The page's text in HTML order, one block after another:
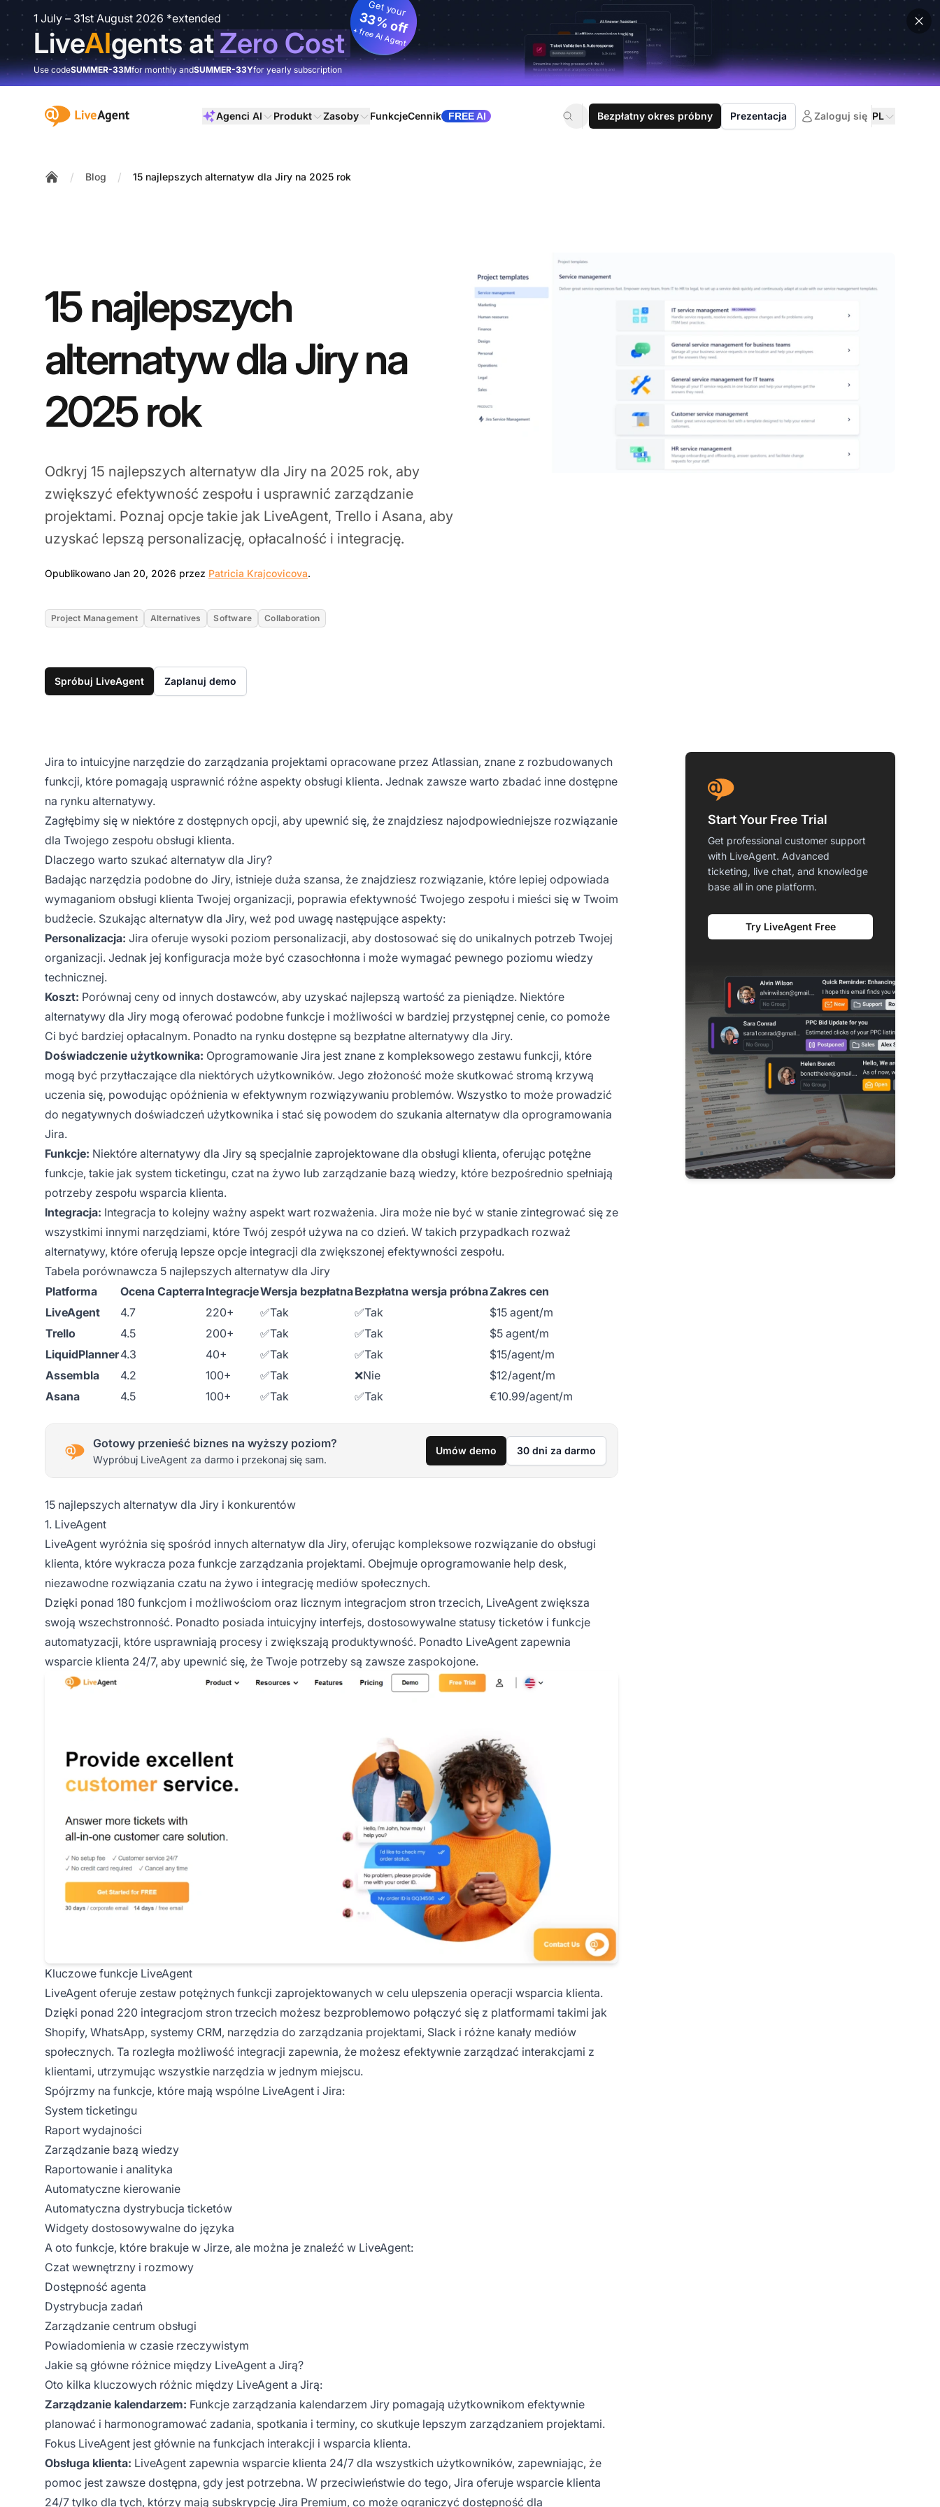
1 July – 31st August 2026 *extended
LiveAIgents atZero Cost
Get your
33% off
+ free AI Agent
Use codeSUMMER-33Mfor monthly andSUMMER-33Yfor yearly subscription
:site.title Agenci AI Produkt Zasoby FunkcjeCennik FREE AI Bezpłatny okres próbny Prezentacja Zaloguj się PL
/ Blog / 15 najlepszych alternatyw dla Jiry na 2025 rok
15 najlepszych
alternatyw dla Jiry na
2025 rok
Odkryj 15 najlepszych alternatyw dla Jiry na 2025 rok, aby
zwiększyć efektywność zespołu i usprawnić zarządzanie
projektami. Poznaj opcje takie jak LiveAgent, Trello i Asana, aby
uzyskać lepszą personalizację, opłacalność i integrację.
Opublikowano Jan 20, 2026 przez Patricia Krajcovicova.
Project Management Alternatives Software Collaboration
Spróbuj LiveAgent Zaplanuj demo
Jira to intuicyjne narzędzie do zarządzania projektami opracowane przez Atlassian, znane z rozbudowanych
funkcji, które pomagają usprawnić różne aspekty obsługi klienta. Jednak zawsze warto zbadać inne dostępne
na rynku alternatywy.
Zagłębimy się w niektóre z dostępnych opcji, aby upewnić się, że znajdziesz najodpowiedniejsze rozwiązanie
dla Twojego zespołu obsługi klienta.
Dlaczego warto szukać alternatyw dla Jiry?
Badając narzędzia podobne do Jiry, istnieje duża szansa, że znajdziesz rozwiązanie, które lepiej odpowiada
wymaganiom obsługi klienta Twojej organizacji, poprawia efektywność Twojego zespołu i mieści się w Twoim
budżecie. Szukając alternatyw dla Jiry, weź pod uwagę następujące aspekty:
Personalizacja: Jira oferuje wysoki poziom personalizacji, aby dostosować się do unikalnych potrzeb Twojej
organizacji. Jednak jej konfiguracja może być czasochłonna i może wymagać pewnego poziomu wiedzy
technicznej.
Koszt: Porównaj ceny od innych dostawców, aby uzyskać najlepszą wartość za pieniądze. Niektóre
alternatywy dla Jiry mogą oferować podobne funkcje i możliwości w bardziej przystępnej cenie, co pomoże
Ci być bardziej opłacalnym. Ponadto na rynku dostępne są bezpłatne alternatywy dla Jiry.
Doświadczenie użytkownika: Oprogramowanie Jira jest znane z kompleksowego zestawu funkcji, które
mogą być przytłaczające dla niektórych użytkowników. Jego złożoność może skutkować stromą krzywą
uczenia się, powodując opóźnienia w efektywnym rozwiązywaniu problemów. Wszystko to może prowadzić
do negatywnych doświadczeń użytkownika i stać się powodem do szukania alternatyw dla oprogramowania
Jira.
Funkcje: Niektóre alternatywy dla Jiry są specjalnie zaprojektowane dla obsługi klienta, oferując potężne
funkcje, takie jak system ticketingu, czat na żywo lub zarządzanie bazą wiedzy, które bezpośrednio spełniają
potrzeby zespołu wsparcia klienta.
Integracja: Integracja to kolejny ważny aspekt wart rozważenia. Jira może nie być w stanie zintegrować się ze
wszystkimi innymi narzędziami, które Twój zespół używa na co dzień. W takich przypadkach rozważ
alternatywy, które oferują lepsze opcje integracji dla zwiększonej efektywności zespołu.
Tabela porównawcza 5 najlepszych alternatyw dla Jiry
Platforma
Ocena CapterraIntegracjeWersja bezpłatnaBezpłatna wersja próbnaZakres cen
LiveAgent
4.7 220+ ✅Tak ✅Tak
$15 agent/m
Trello
4.5 200+ ✅Tak ✅Tak
$5 agent/m
LiquidPlanner4.3 40+ ✅Tak ✅Tak
$15/agent/m
Assembla
4.2 100+ ✅Tak ❌Nie
$12/agent/m
Asana
4.5 100+ ✅Tak ✅Tak €10.99/agent/m
Gotowy przenieść biznes na wyższy poziom?
Wypróbuj LiveAgent za darmo i przekonaj się sam.
Umów demo 30 dni za darmo
15 najlepszych alternatyw dla Jiry i konkurentów
1. LiveAgent
LiveAgent wyróżnia się spośród innych alternatyw dla Jiry, oferując kompleksowe rozwiązanie do obsługi
klienta, które wykracza poza funkcje zarządzania projektami. Obejmuje oprogramowanie help desk,
niezawodne rozwiązania czatu na żywo i integrację mediów społecznych.
Dzięki ponad 180 funkcjom i możliwościom oraz licznym integracjom stron trzecich, LiveAgent zwiększa
swoją wszechstronność. Ponadto posiada intuicyjny interfejs, dostosowywalne statusy ticketów i funkcje
automatyzacji, które usprawniają procesy i zwiększają produktywność. Ponadto LiveAgent zapewnia
wsparcie klienta 24/7, aby upewnić się, że Twoje potrzeby są zawsze zaspokojone.
Kluczowe funkcje LiveAgent
LiveAgent oferuje zestaw potężnych funkcji zaprojektowanych w celu ulepszenia operacji wsparcia klienta.
Dzięki ponad 220 integracjom stron trzecich możesz bezproblemowo połączyć się z platformami takimi jak
Shopify, WhatsApp, systemy CRM, narzędzia do zarządzania projektami, Slack i różne kanały mediów
społecznych. Ta rozległa możliwość integracji zapewnia, że możesz efektywnie zarządzać interakcjami z
klientami, utrzymując wszystkie narzędzia w jednym miejscu.
Spójrzmy na funkcje, które mają wspólne LiveAgent i Jira:
System ticketingu
Raport wydajności
Zarządzanie bazą wiedzy
Raportowanie i analityka
Automatyczne kierowanie
Automatyczna dystrybucja ticketów
Widgety dostosowywalne do języka
A oto funkcje, które brakuje w Jirze, ale można je znaleźć w LiveAgent:
Czat wewnętrzny i rozmowy
Dostępność agenta
Dystrybucja zadań
Zarządzanie centrum obsługi
Powiadomienia w czasie rzeczywistym
Jakie są główne różnice między LiveAgent a Jirą?
Oto kilka kluczowych różnic między LiveAgent a Jirą:
Zarządzanie kalendarzem: Funkcje zarządzania kalendarzem Jiry pomagają użytkownikom efektywnie
planować i harmonogramować zadania, spotkania i terminy, co skutkuje lepszym zarządzaniem projektami.
Fokus LiveAgent jest głównie na funkcjach interakcji i wsparcia klienta.
Obsługa klienta: LiveAgent zapewnia wsparcie klienta 24/7 dla wszystkich użytkowników, zapewniając, że
pomoc jest zawsze dostępna, gdy jest potrzebna. W przeciwieństwie do tego, Jira oferuje wsparcie klienta
24/7 tylko dla tych, którzy mają subskrypcję Jira Premium, co może ograniczyć dostępność dla
Start Your Free Trial
Get professional customer support
with LiveAgent. Advanced
ticketing, live chat, and knowledge
base all in one platform.
Try LiveAgent Free